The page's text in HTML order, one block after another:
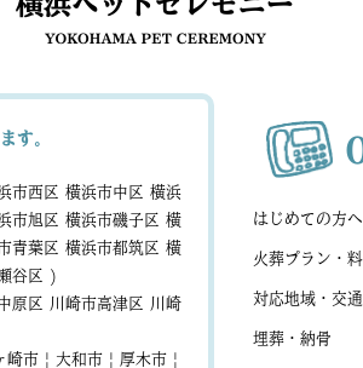
す。
市西区 横浜市中区 横浜
市旭区 横浜市磯子区 横
青葉区 横浜市都筑区 横
谷区 )
原区 川崎市高津区 川崎
崎市 | 大和市 | 厚木市 |
はじめての方へ
火葬プラン・
対応地域・交
埋葬・納骨